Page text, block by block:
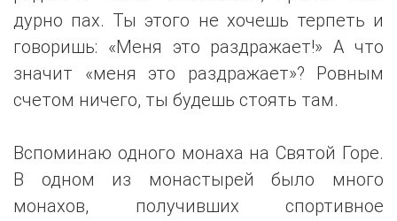
дурно пах. Ты этого не хочешь терпеть и
говоришь: «Меня это раздражает!» А что
значит «меня это раздражает»? Ровным
счетом ничего, ты будешь стоять там.
Вспоминаю одного монаха на Святой Горе.
В одном из монастырей было много
монахов, получивших спортивное